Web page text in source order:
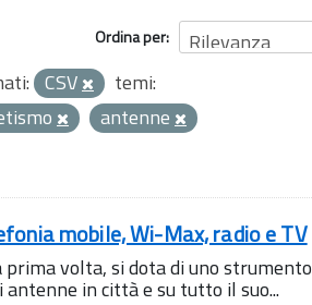
Ordina per
CSV
temi:
antenne
mobile, Wi-Max, radio e TV
volta, si dota di uno strumento
in città e su tutto il suo...